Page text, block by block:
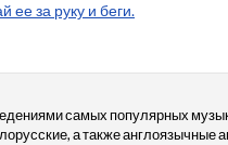
ее за руку и беги.
самых популярных
а также